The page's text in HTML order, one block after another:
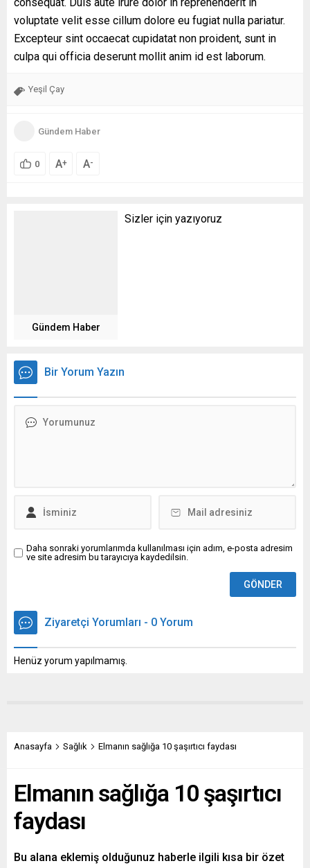
voluptate velit esse cillum dolore eu fugiat nulla pariatur.
Excepteur sint occaecat cupidatat non proident, sunt in
culpa qui officia deserunt mollit anim id est laborum.
Yeşil Çay
Gündem Haber
0 A+ A-
Gündem Haber
Sizler için yazıyoruz
Bir Yorum Yazın
Daha sonraki yorumlarımda kullanılması için adım, e-posta adresim
ve site adresim bu tarayıcıya kaydedilsin.
Ziyaretçi Yorumları - 0 Yorum
Henüz yorum yapılmamış.
Anasayfa Sağlık Elmanın sağlığa 10 şaşırtıcı faydası
Elmanın sağlığa 10 şaşırtıcı
faydası
Bu alana eklemiş olduğunuz haberle ilgili kısa bir özet